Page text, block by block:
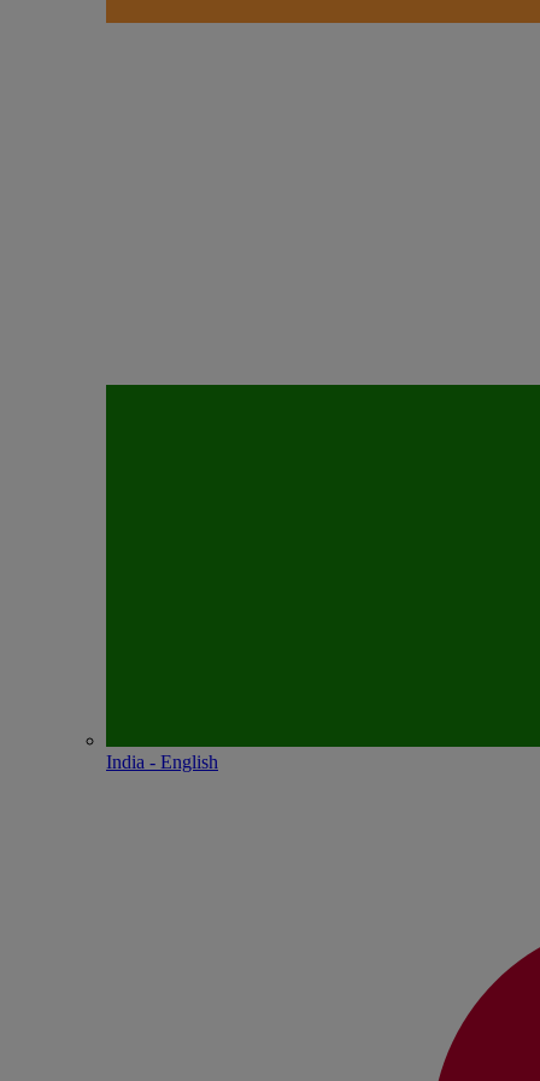
India - English